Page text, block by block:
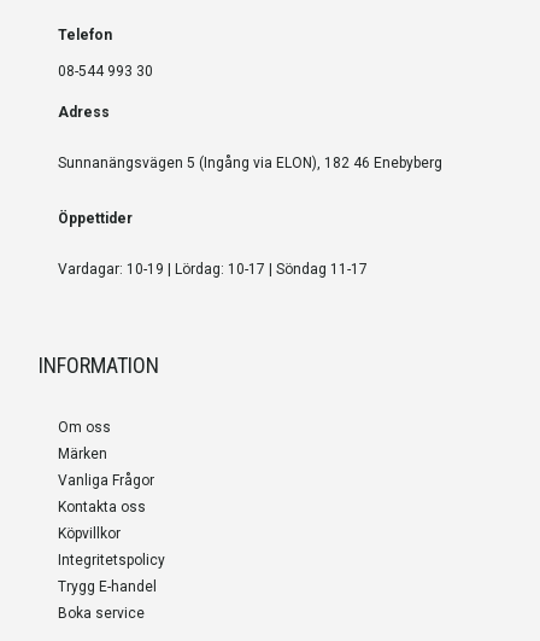
Telefon
08-544 993 30
Adress
Sunnanängsvägen 5 (Ingång via ELON), 182 46 Enebyberg
Öppettider
Vardagar: 10-19 | Lördag: 10-17 | Söndag 11-17
INFORMATION
Om oss
Märken
Vanliga Frågor
Kontakta oss
Köpvillkor
Integritetspolicy
Trygg E-handel
Boka service